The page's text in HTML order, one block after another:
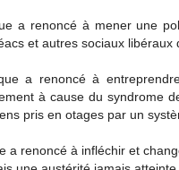
a renoncé à mener une
et autres sociaux
a renoncé à
à cause du syndrome
pris en otages par un
a renoncé à infléchir et